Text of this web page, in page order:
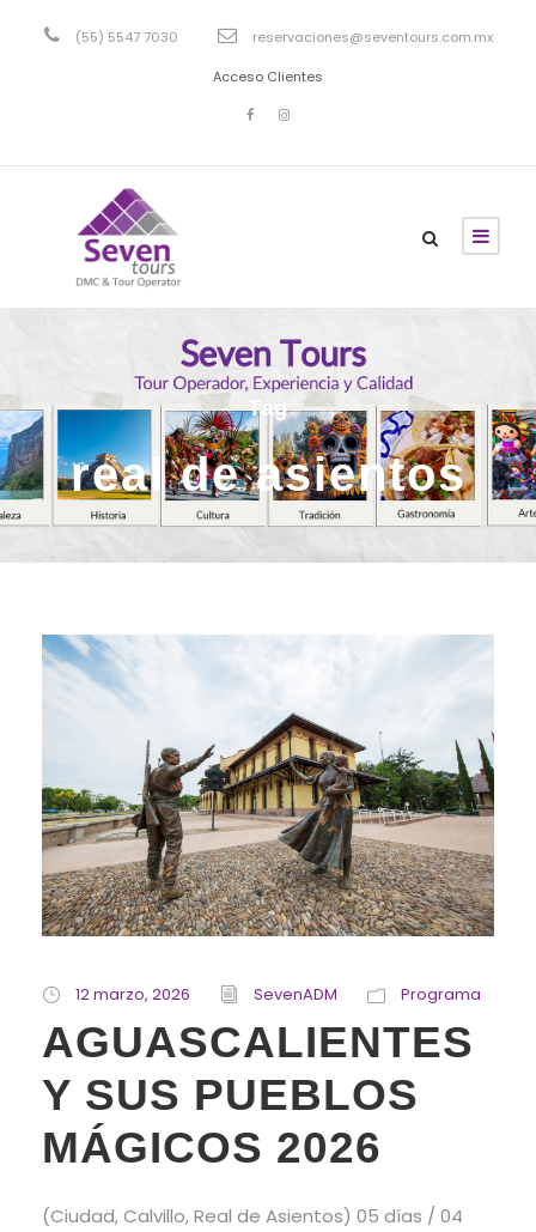
(55) 5547 7030 reservaciones@seventours.com.mx
Acceso Clientes
Tag
real de asientos
12 marzo, 2026 SevenADM Programa
AGUASCALIENTES
Y SUS PUEBLOS
MÁGICOS 2026
(Ciudad, Calvillo, Real de Asientos) 05 días / 04